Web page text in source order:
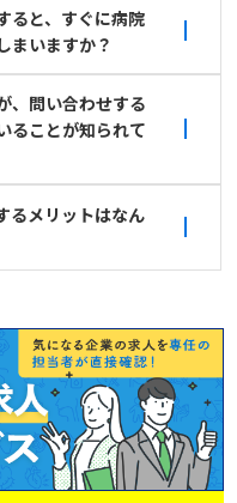
ると、すぐに病院
まいますか？
、問い合わせする
ることが知られて
るメリットはなん